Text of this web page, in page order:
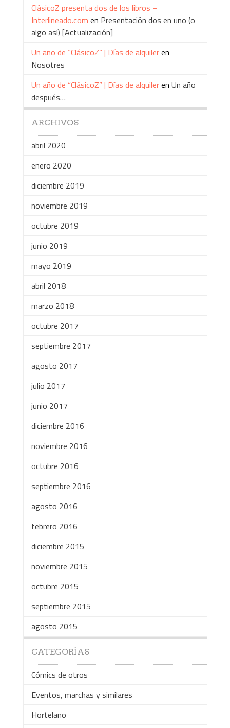
ClásicoZ presenta dos de los libros –
Interlineado.com en Presentación dos en uno (o
algo así) [Actualización]
Un año de “ClásicoZ” | Días de alquileren
Nosotres
Un año de “ClásicoZ” | Días de alquileren Un año
después…
ARCHIVOS
abril 2020
enero 2020
diciembre 2019
noviembre 2019
octubre 2019
junio 2019
mayo 2019
abril 2018
marzo 2018
octubre 2017
septiembre 2017
agosto 2017
julio 2017
junio 2017
diciembre 2016
noviembre 2016
octubre 2016
septiembre 2016
agosto 2016
febrero 2016
diciembre 2015
noviembre 2015
octubre 2015
septiembre 2015
agosto 2015
CATEGORÍAS
Cómics de otros
Eventos, marchas y similares
Hortelano